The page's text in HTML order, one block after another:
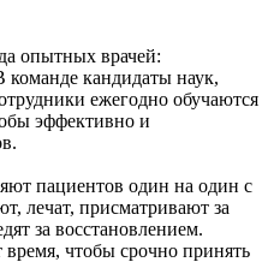
опытных врачей:
команде кандидаты наук,
ежегодно обучаются
эффективно и
пациентов один на один с
лечат, присматривают за
за восстановлением.
чтобы срочно принять